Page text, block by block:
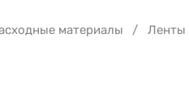
материалы Ленты